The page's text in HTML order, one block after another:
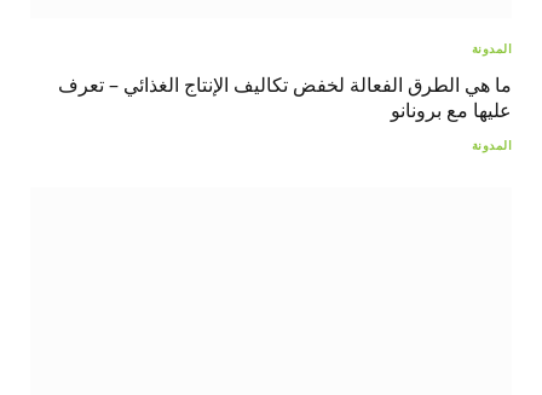
المدونة
ما هي الطرق الفعالة لخفض تكاليف الإنتاج الغذائي – تعرف
عليها مع برونانو
المدونة